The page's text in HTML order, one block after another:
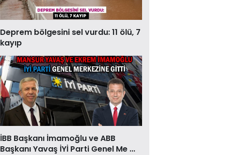
Deprem bölgesini sel vurdu: 11 ölü, 7
kayıp
İBB Başkanı İmamoğlu ve ABB
Başkanı Yavaş İYİ Parti Genel Me ...